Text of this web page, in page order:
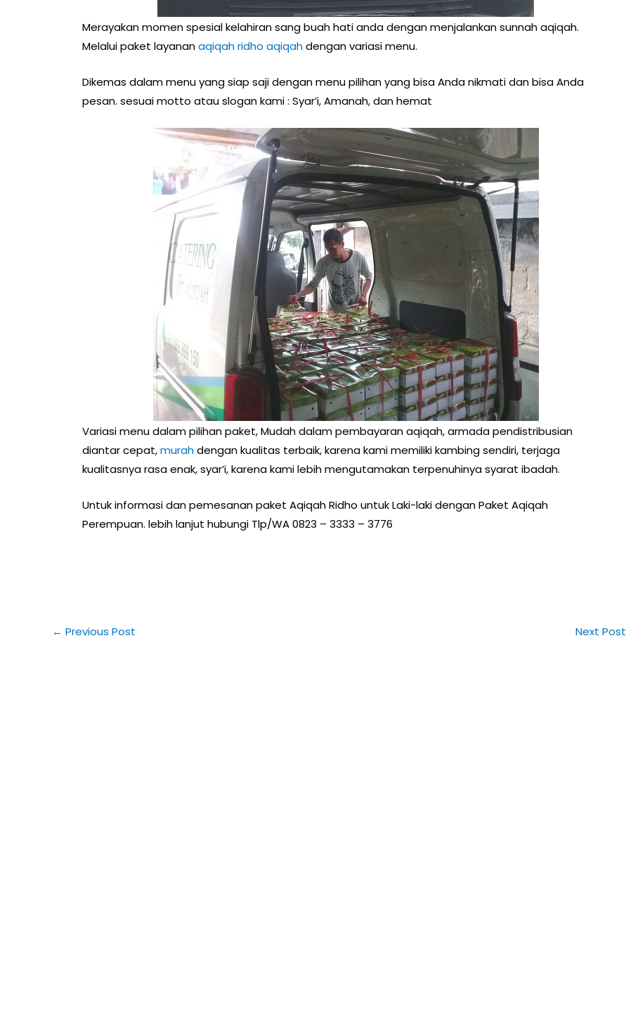
Merayakan momen spesial kelahiran sang buah hati anda dengan menjalankan sunnah aqiqah.
Melalui paket layananaqiqah ridho aqiqahdengan variasi menu.
Dikemas dalam menu yang siap saji dengan menu pilihan yang bisa Anda nikmati dan bisa Anda
pesan. sesuai motto atau slogan kami : Syar’i, Amanah, dan hemat
Variasi menu dalam pilihan paket, Mudah dalam pembayaran aqiqah, armada pendistribusian
diantar cepat,murahdengan kualitas terbaik, karena kami memiliki kambing sendiri, terjaga
kualitasnya rasa enak, syar’i, karena kami lebih mengutamakan terpenuhinya syarat ibadah.
Untuk informasi dan pemesanan paket Aqiqah Ridho untuk Laki-laki dengan Paket Aqiqah
Perempuan. lebih lanjut hubungi Tlp/WA 0823 – 3333 – 3776
← Previous Post Next Post